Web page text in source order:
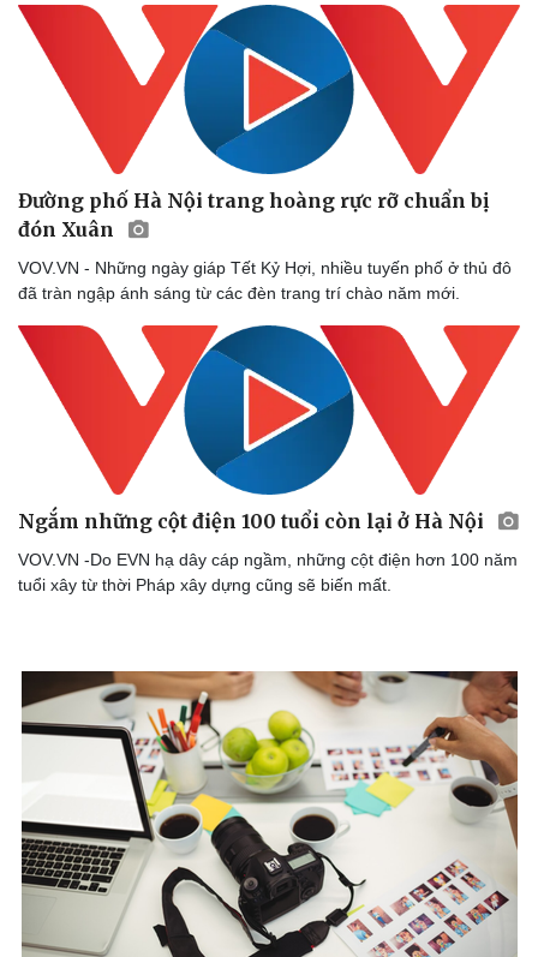
Doanh nghiệp 24h
Doanh nhân
Vì cộng đồng
Tin Công nghệ
Trải nghiệm
Chuyển đổi số
Đường phố Hà Nội trang hoàng rực rỡ chuẩn bị
đón Xuân
VOV.VN - Những ngày giáp Tết Kỷ Hợi, nhiều tuyến phố ở thủ đô
đã tràn ngập ánh sáng từ các đèn trang trí chào năm mới.
Ngắm những cột điện 100 tuổi còn lại ở Hà Nội
VOV.VN -Do EVN hạ dây cáp ngầm, những cột điện hơn 100 năm
tuổi xây từ thời Pháp xây dựng cũng sẽ biến mất.